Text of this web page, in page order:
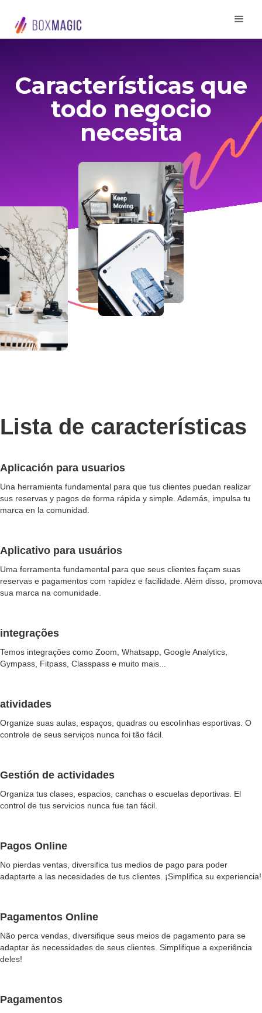
Características que
todo negocio
necesita
Lista de características
Aplicación para usuarios
Una herramienta fundamental para que tus clientes puedan realizar
sus reservas y pagos de forma rápida y simple. Además, impulsa tu
marca en la comunidad.
Aplicativo para usuários
Uma ferramenta fundamental para que seus clientes façam suas
reservas e pagamentos com rapidez e facilidade. Além disso, promova
sua marca na comunidade.
integrações
Temos integrações como Zoom, Whatsapp, Google Analytics,
Gympass, Fitpass, Classpass e muito mais...
atividades
Organize suas aulas, espaços, quadras ou escolinhas esportivas. O
controle de seus serviços nunca foi tão fácil.
Gestión de actividades
Organiza tus clases, espacios, canchas o escuelas deportivas. El
control de tus servicios nunca fue tan fácil.
Pagos Online
No pierdas ventas, diversifica tus medios de pago para poder
adaptarte a las necesidades de tus clientes. ¡Simplifica su experiencia!
Pagamentos Online
Não perca vendas, diversifique seus meios de pagamento para se
adaptar às necessidades de seus clientes. Simplifique a experiência
deles!
Pagamentos